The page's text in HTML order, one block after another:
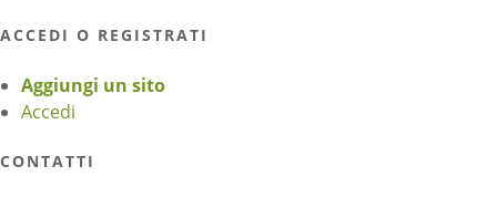
ACCEDI O REGISTRATI
Aggiungi un sito
Accedi
CONTATTI